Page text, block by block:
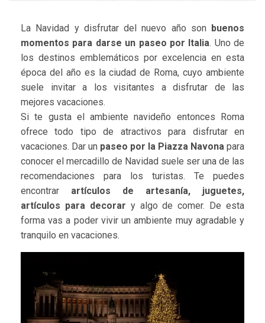
La Navidad y disfrutar del nuevo año son
buenos
momentos para darse un paseo por Italia. Uno de
los destinos emblemáticos por excelencia en esta
época del año es la ciudad de Roma, cuyo ambiente
suele invitar a los visitantes a disfrutar de las
mejores vacaciones.
Si te gusta el ambiente navideño entonces Roma
ofrece todo tipo de atractivos para disfrutar en
vacaciones. Dar un paseo por la Piazza Navona para
conocer el mercadillo de Navidad suele ser una de las
recomendaciones para los turistas. Te puedes
encontrar artículos de artesanía, juguetes,
artículos para decorar y algo de comer. De esta
forma vas a poder vivir un ambiente muy agradable y
tranquilo en vacaciones.